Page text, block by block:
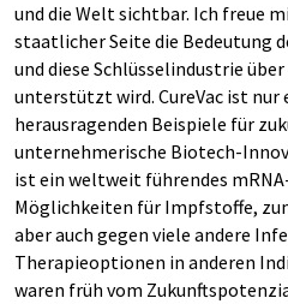
und die Welt sichtbar. Ich freue
staatlicher Seite die Bedeutung
und diese Schlüsselindustrie
unterstützt wird. CureVac ist nur
herausragenden Beispiele für
unternehmerische Biotech-
ist ein weltweit führendes
Möglichkeiten für Impfstoffe,
aber auch gegen viele andere
Therapieoptionen in anderen
waren früh vom